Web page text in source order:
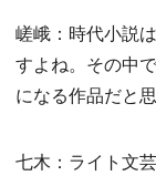
嵯峨：時代小説
すよね。その中
になる作品だと思
七木：ライト文